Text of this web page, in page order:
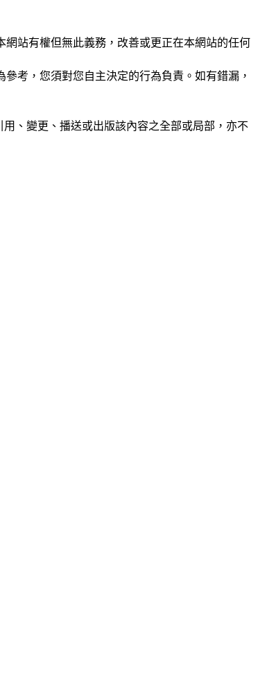
站有權但無此義務，改善或更正在本網站的任何
考，您須對您自主決定的行為負責。如有錯漏，
、變更、播送或出版該內容之全部或局部，亦不